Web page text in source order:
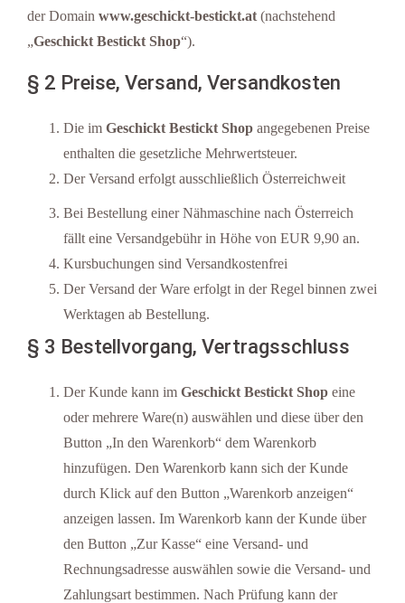
der Domain www.geschickt-bestickt.at (nachstehend
„Geschickt Bestickt Shop“).
§ 2 Preise, Versand, Versandkosten
Die im Geschickt Bestickt Shop angegebenen Preise
enthalten die gesetzliche Mehrwertsteuer.
Der Versand erfolgt ausschließlich Österreichweit
Bei Bestellung einer Nähmaschine nach Österreich
fällt eine Versandgebühr in Höhe von EUR 9,90 an.
Kursbuchungen sind Versandkostenfrei
Der Versand der Ware erfolgt in der Regel binnen zwei
Werktagen ab Bestellung.
§ 3 Bestellvorgang, Vertragsschluss
Der Kunde kann im Geschickt Bestickt Shop eine
oder mehrere Ware(n) auswählen und diese über den
Button „In den Warenkorb“ dem Warenkorb
hinzufügen. Den Warenkorb kann sich der Kunde
durch Klick auf den Button „Warenkorb anzeigen“
anzeigen lassen. Im Warenkorb kann der Kunde über
den Button „Zur Kasse“ eine Versand- und
Rechnungsadresse auswählen sowie die Versand- und
Zahlungsart bestimmen. Nach Prüfung kann der